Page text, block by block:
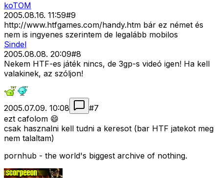
koTOM
2005.08.16. 11:59#9
http://www.htfgames.com/handy.htm bár ez német és
nem is ingyenes szerintem de legalább mobilos
Sindel
2005.08.08. 20:09#8
Nekem HTF-es játék nincs, de 3gp-s videó igen! Ha kell
valakinek, az szóljon!
2005.07.09. 10:08 #7
ezt cafolom 😄
csak hasznalni kell tudni a keresot (bar HTF jatekot meg
nem talaltam)
pornhub - the world's biggest archive of nothing.